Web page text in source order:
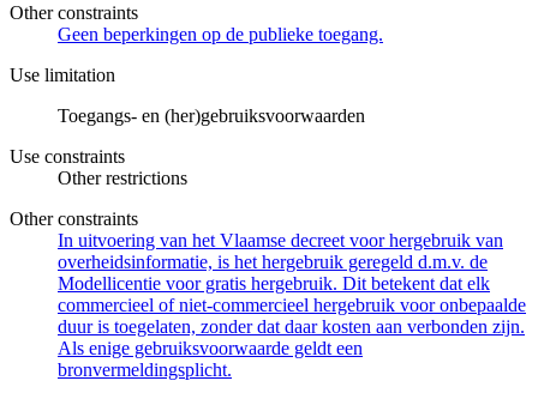
Other constraints
Geen beperkingen op de publieke toegang.
Use limitation
Toegangs- en (her)gebruiksvoorwaarden
Use constraints
Other restrictions
Other constraints
In uitvoering van het Vlaamse decreet voor hergebruik van
overheidsinformatie, is het hergebruik geregeld d.m.v. de
Modellicentie voor gratis hergebruik. Dit betekent dat elk
commercieel of niet-commercieel hergebruik voor onbepaalde
duur is toegelaten, zonder dat daar kosten aan verbonden zijn.
Als enige gebruiksvoorwaarde geldt een
bronvermeldingsplicht.